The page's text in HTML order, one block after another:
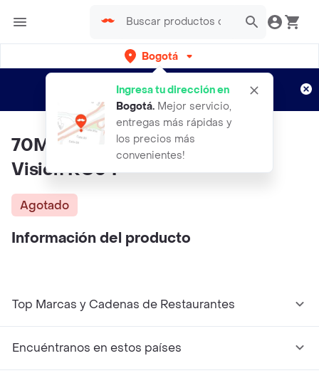
Bogotá
Ingresa tu dirección en
Bogotá. Mejor servicio,
entregas más rápidas y
los precios más
convenientes!
envíos gratis por semanas
Aplican TyC
70Mai C�mara Trasera Night
Vision RC04
Agotado
Información del producto
Top Marcas y Cadenas de Restaurantes
Encuéntranos en estos países